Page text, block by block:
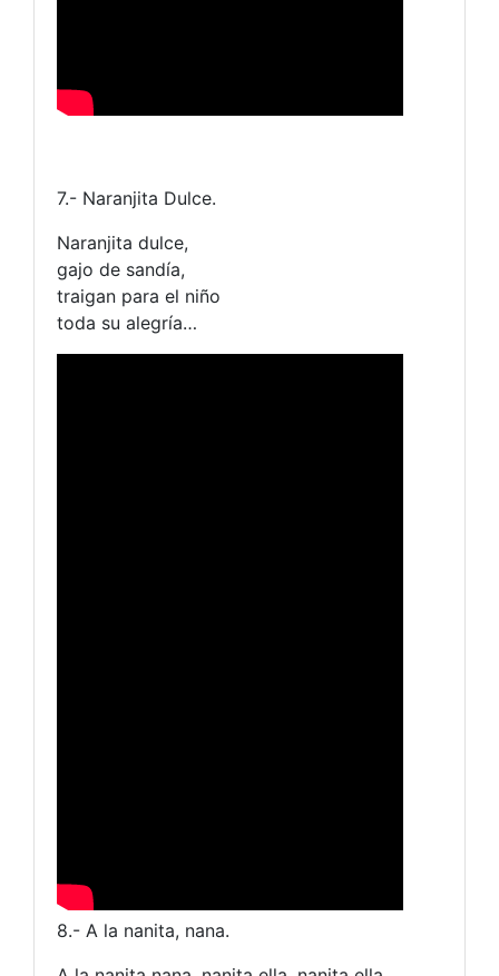
7.- Naranjita Dulce.
Naranjita dulce,
gajo de sandía,
traigan para el niño
toda su alegría…
8.- A la nanita, nana.